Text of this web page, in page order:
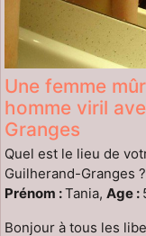
Une femme
homme viril
Granges
Quel est le lieu de
Guilherand-Granges ?
Prénom :Tania, Age :
Bonjour à tous les